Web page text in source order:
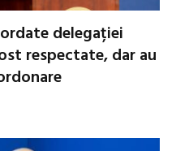
delegației
respectate, dar au